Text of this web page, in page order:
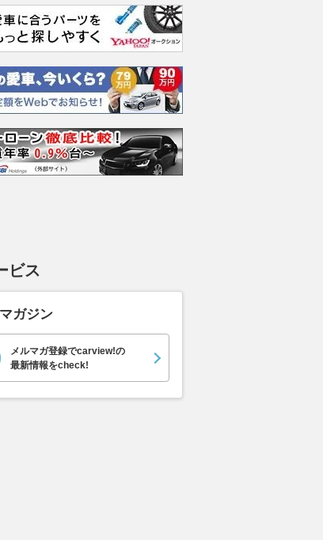
ビス
ガジン
メルマガ登録でcarview!の
最新情報をcheck!